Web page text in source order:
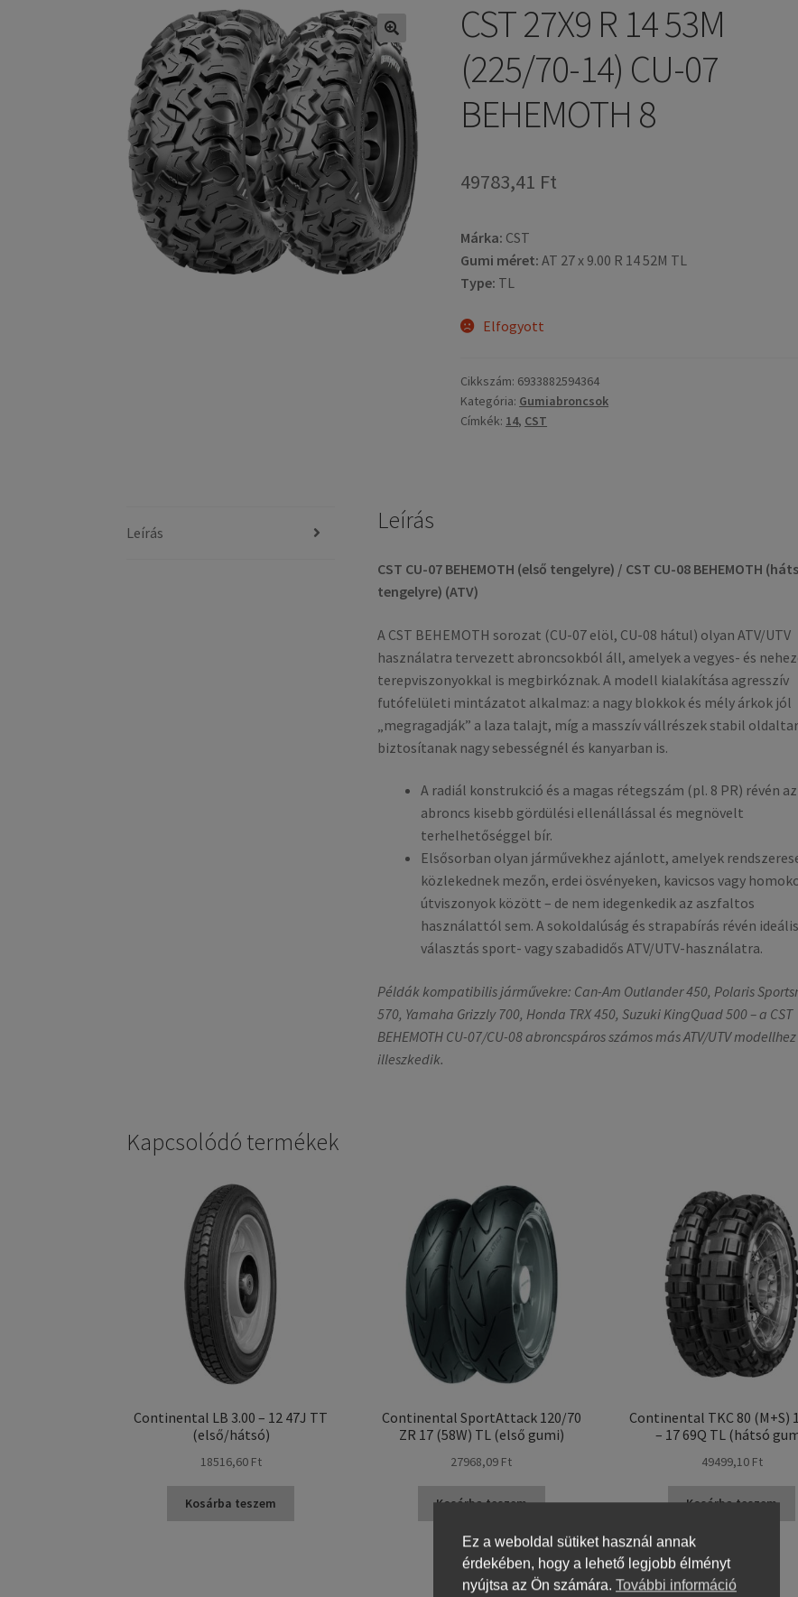
CST 27X9 R 14 53M
(225/70-14) CU-07
BEHEMOTH 8
49783,41 Ft
Márka: CST
Gumi méret: AT 27 x 9.00 R 14 52M TL
Type: TL
Elfogyott
Cikkszám: 6933882594364
Kategória: Gumiabroncsok
Címkék: 14, CST
Leírás Leírás
CST CU-07 BEHEMOTH (első tengelyre) / CST CU-08 BEHEMOTH
tengelyre) (ATV)
A CST BEHEMOTH sorozat (CU-07 elöl, CU-08 hátul) olyan ATV/UTV
használatra tervezett abroncsokból áll, amelyek a vegyes- és
terepviszonyokkal is megbirkóznak. A modell kialakítása agresszív
futófelületi mintázatot alkalmaz: a nagy blokkok és mély árkok jól
„megragadják” a laza talajt, míg a masszív vállrészek stabil
biztosítanak nagy sebességnél és kanyarban is.
A radiál konstrukció és a magas rétegszám (pl. 8 PR) révén az
abroncs kisebb gördülési ellenállással és megnövelt
terhelhetőséggel bír.
Elsősorban olyan járművekhez ajánlott, amelyek
közlekednek mezőn, erdei ösvényeken, kavicsos vagy
útviszonyok között – de nem idegenkedik az aszfaltos
használattól sem. A sokoldalúság és strapabírás révén ideális
választás sport- vagy szabadidős ATV/UTV-használatra.
Példák kompatibilis járművekre: Can-Am Outlander 450, Polaris
570, Yamaha Grizzly 700, Honda TRX 450, Suzuki KingQuad 500 – a CST
BEHEMOTH CU-07/CU-08 abroncspáros számos más ATV/UTV
illeszkedik.
Kapcsolódó termékek
Continental LB 3.00 – 12 47J TT
(első/hátsó)
18516,60 Ft
Kosárba teszem
Continental SportAttack 120/70
ZR 17 (58W) TL (első gumi)
27968,09 Ft
Kosárba teszem
Continental TKC 80 (M+S)
– 17 69Q TL (hátsó
49499,10 Ft
Kosárba teszem
Ez a weboldal sütiket használ annak
érdekében, hogy a lehető legjobb élményt
nyújtsa az Ön számára. További információ